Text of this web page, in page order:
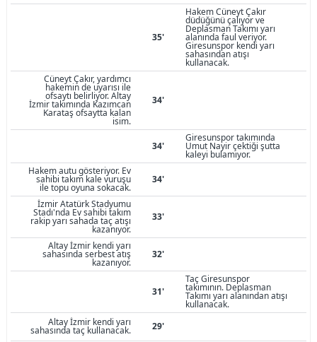
35'
Hakem Cüneyt Çakır
düdüğünü çalıyor ve
Deplasman Takımı yarı
alanında faul veriyor.
Giresunspor kendi yarı
sahasından atışı
kullanacak.
Cüneyt Çakır, yardımcı
hakemin de uyarısı ile
ofsaytı belirliyor. Altay
İzmir takımında Kazımcan
Karataş ofsaytta kalan
isim.
34'
34'
Giresunspor takımında
Umut Nayir çektiği şutta
kaleyi bulamıyor.
Hakem autu gösteriyor. Ev
sahibi takım kale vuruşu
ile topu oyuna sokacak.
34'
İzmir Atatürk Stadyumu
Stadı'nda Ev sahibi takım
rakip yarı sahada taç atışı
kazanıyor.
33'
Altay İzmir kendi yarı
sahasında serbest atış
kazanıyor.
32'
31'
Taç Giresunspor
takımının. Deplasman
Takımı yarı alanından atışı
kullanacak.
Altay İzmir kendi yarı
sahasında taç kullanacak. 29'